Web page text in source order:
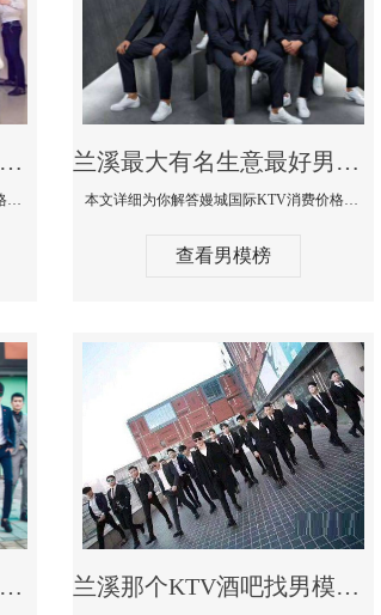
兰溪哪个KTV酒吧夜场男模公关型男最帅-尚都国际KTV消费价格点评
本文详细为你解答尚都国际KTV消费价格点评，更多关于哪个KTV酒吧夜场男模公关型男最帅免费咨询1333 867 6881微信同步
兰溪最大有名生意最好男模少爷场KTV体验-嫚城国际KTV消费价格点评
本文详细为你解答嫚城国际KTV消费价格口碑点评，更多关于最大有名生意最好男模少爷场KTV体验免费咨询1333 867 6881微信同步！
查看男模榜
兰溪KTV男模小费价格哪家便宜-宝马会KTV消费口碑点评 兰溪那个KTV酒吧找男模帅哥男妓多-普罗旺斯KTV真实口碑点评